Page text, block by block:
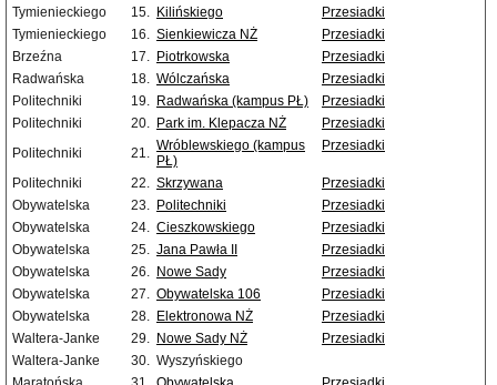
Tymienieckiego
15. Kilińskiego
Przesiadki
Tymienieckiego
16. Sienkiewicza NŻ
Przesiadki
Brzeźna
17. Piotrkowska
Przesiadki
Radwańska
18. Wólczańska
Przesiadki
Politechniki
19. Radwańska (kampus PŁ)
Przesiadki
Politechniki
20. Park im. Klepacza NŻ
Przesiadki
Politechniki
21. Wróblewskiego (kampus
PŁ)
Przesiadki
Politechniki 22. Skrzywana
Przesiadki
Obywatelska
23. Politechniki
Przesiadki
Obywatelska
24. Cieszkowskiego
Przesiadki
Obywatelska
25. Jana Pawła II
Przesiadki
Obywatelska
26. Nowe Sady
Przesiadki
Obywatelska
27. Obywatelska 106
Przesiadki
Obywatelska
28. Elektronowa NŻ
Przesiadki
Waltera-Janke
29. Nowe Sady NŻ
Przesiadki
Waltera-Janke
30. Wyszyńskiego